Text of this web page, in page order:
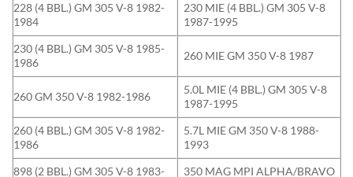
228 (4 BBL.) GM 305 V-8 1982-
1984
230 MIE (4 BBL.) GM 305 V-8
1987-1995
230 (4 BBL.) GM 305 V-8 1985-
1986
260 MIE GM 350 V-8 1987
260 GM 350 V-8 1982-1986
5.0L MIE (4 BBL.) GM 305 V-8
1987-1995
260 (4 BBL.) GM 305 V-8 1982-
1986
5.7L MIE GM 350 V-8 1988-
1993
898 (2 BBL.) GM 305 V-8 1983-
350 MAG MPI ALPHA/BRAVO